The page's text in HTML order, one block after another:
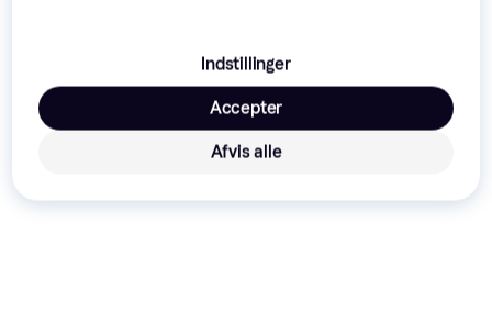
Indstillinger
Afvis alle
Accepter